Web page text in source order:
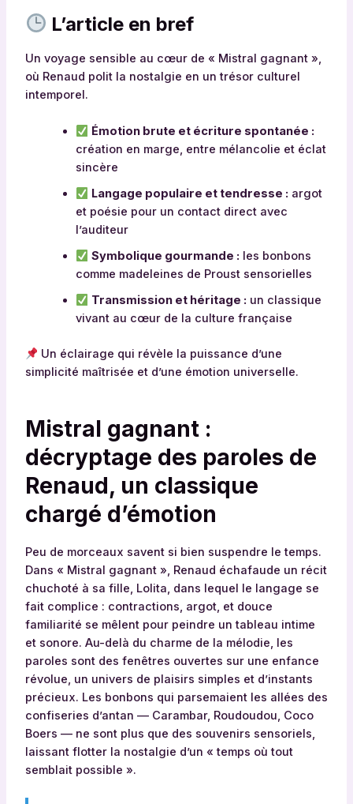
L’article en bref
Un voyage sensible au cœur de « Mistral gagnant »,
où Renaud polit la nostalgie en un trésor culturel
intemporel.
Émotion brute et écriture spontanée :
création en marge, entre mélancolie et éclat
sincère
Langage populaire et tendresse : argot
et poésie pour un contact direct avec
l’auditeur
Symbolique gourmande : les bonbons
comme madeleines de Proust sensorielles
Transmission et héritage : un classique
vivant au cœur de la culture française
Un éclairage qui révèle la puissance d’une
simplicité maîtrisée et d’une émotion universelle.
Mistral gagnant :
décryptage des paroles de
Renaud, un classique
chargé d’émotion
Peu de morceaux savent si bien suspendre le temps.
Dans « Mistral gagnant », Renaud échafaude un récit
chuchoté à sa fille, Lolita, dans lequel le langage se
fait complice : contractions, argot, et douce
familiarité se mêlent pour peindre un tableau intime
et sonore. Au-delà du charme de la mélodie, les
paroles sont des fenêtres ouvertes sur une enfance
révolue, un univers de plaisirs simples et d’instants
précieux. Les bonbons qui parsemaient les allées des
confiseries d’antan — Carambar, Roudoudou, Coco
Boers — ne sont plus que des souvenirs sensoriels,
laissant flotter la nostalgie d’un « temps où tout
semblait possible ».